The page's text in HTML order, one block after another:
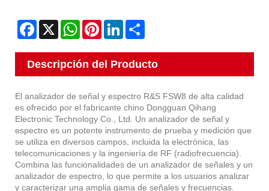
Facebook
X WhatsAppPinterestLinkedIn
Descripción del Producto
El analizador de señal y espectro R&S FSW8 de alta calidad
es ofrecido por el fabricante chino Dongguan Qihang
Electronic Technology Co., Ltd. Un analizador de señal y
espectro es un potente instrumento de prueba y medición que
se utiliza en diversos campos, incluida la electrónica, las
telecomunicaciones y la ingeniería de RF (radiofrecuencia).
Combina las funcionalidades de un analizador de señales y un
analizador de espectro, lo que permite a los usuarios analizar
y caracterizar una amplia gama de señales y frecuencias.